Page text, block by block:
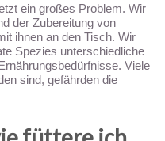
ein großes Problem. Wir
der Zubereitung von
ihnen an den Tisch. Wir
Spezies unterschiedliche
Viele
sind, gefährden die